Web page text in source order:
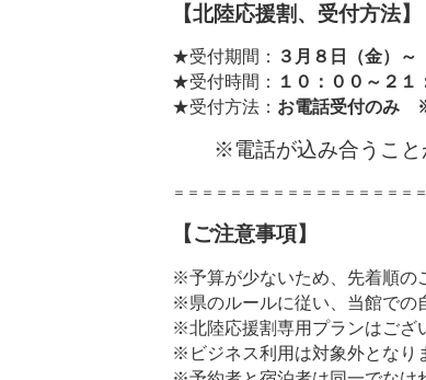
【北陸応援割、受付方法】
★受付期間：
３月８日（金）
★受付時間：
１０：００～２１
★受付方法： お電話受付のみ ※
※電話が込み合うことが
＝＝＝＝＝＝＝＝＝＝＝＝＝＝＝＝＝
【ご注意事項】
※予算が少ないため、先着順の
※県のルールに従い、当館での
※北陸応援割専用プランはござ
※ビジネス利用は対象外となり